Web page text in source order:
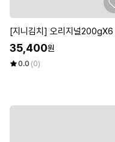
[지니김치] 오리지널200gX6
35,400원
0.0 (0)